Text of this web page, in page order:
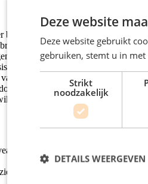
bij Odido in Schagen;
per uur;
op de zondag van 150% en op
van fulltime.
0,23 cent per km tot maximaal 30
met een proeftijd van een maand;
door middel van trainingen.
en benut verkoopkansen;.
Deze website
Deze website gebruikt
gebruiken, stemt u in
Strikt
noodzakelijk
DETAILS WEERGEVEN